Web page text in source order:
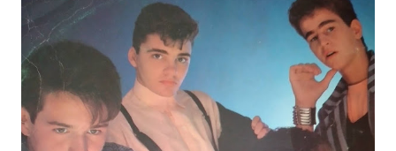
Daí, assim que terminou a apresentação já estava no
YouTube do Espaço Cultural Canto de Cabocla, aguardando
Sandra Vianna e Gui Cardoso lançarem Irú, uma bela cantiga
que fala da necessidade da nossa união (propícia para os
tempos em que vivemos) dizendo que " “Vem, a hora é essa
/ o planeta tá com pressa / precisamos começar dando as